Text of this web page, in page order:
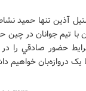
آذين تنها حميد
با تيم جوانان در چين
حضور صادقي را در
يک دروازه‌بان خواهيم